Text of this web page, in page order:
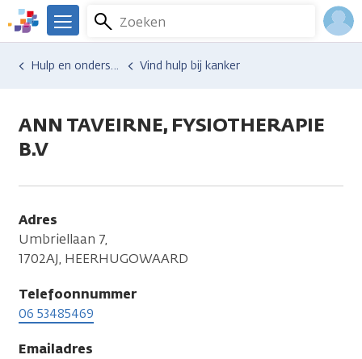
Overslaan
en
naar
We
er
Kanker.nl
Zoeken
Menu
Hulp en ondersteuning Vind hulp bij kanker
ANN TAVEIRNE, FYSIOTHERAPIE
B.V
Adres
Umbriellaan 7,
1702AJ, HEERHUGOWAARD
Telefoonnummer
06 53485469
Emailadres